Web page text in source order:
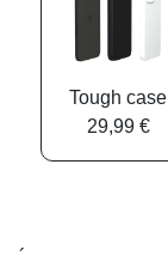
Tough case
29,99 €
´